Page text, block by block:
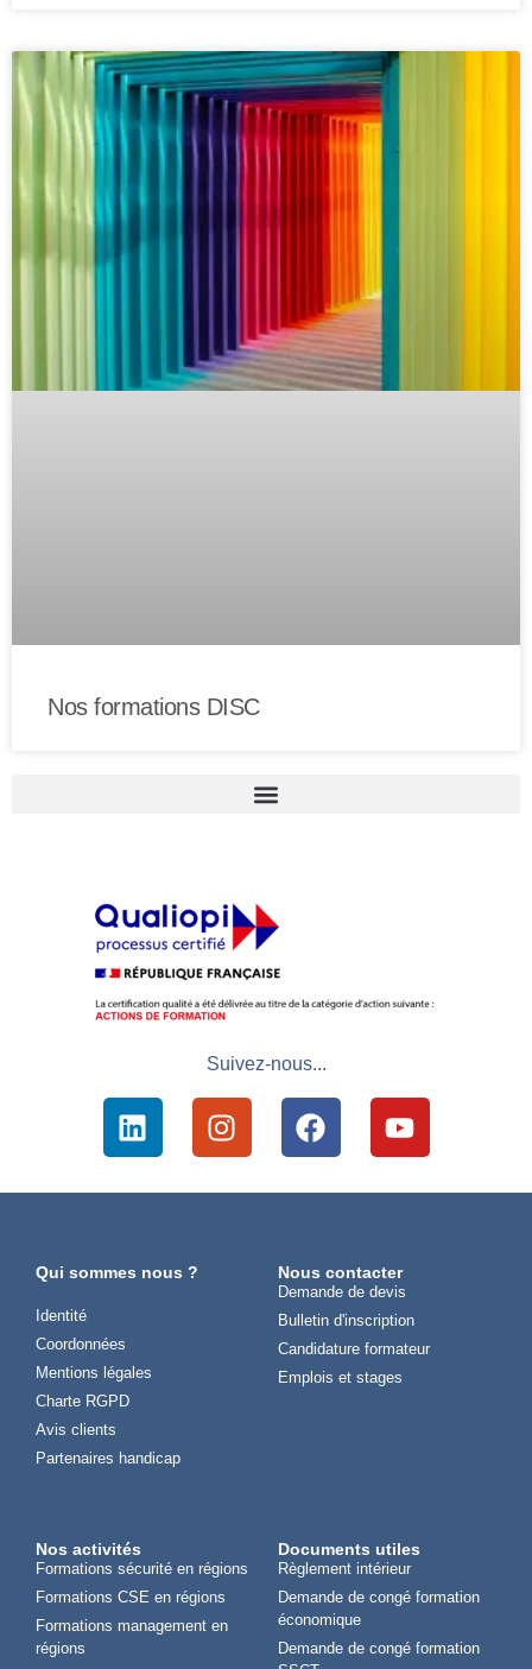
Nos formations DISC
Suivez-nous...
Qui sommes nous ?
Identité
Coordonnées
Mentions légales
Charte RGPD
Avis clients
Partenaires handicap
Nous contacter
Demande de devis
Bulletin d'inscription
Candidature formateur
Emplois et stages
Nos activités
Formations sécurité en régions
Formations CSE en régions
Formations management en
régions
Documents utiles
Règlement intérieur
Demande de congé formation
économique
Demande de congé formation